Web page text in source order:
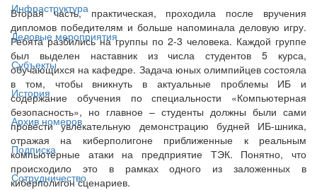
Инфраструктура
Деловые мероприятия
Субъекты
История
Архив номеров
Подписка
Сотрудничество
Вторая часть, практическая, проходила после вручения
дипломов победителям и больше напоминала деловую игру.
Ребята разбились на группы по 2-3 человека. Каждой группе
был выделен наставник из числа студентов 5 курса,
обучающихся на кафедре. Задача юных олимпийцев состояла
в том, чтобы вникнуть в актуальные проблемы ИБ и
содержание обучения по специальности «Компьютерная
безопасность», но главное – студенты должны были сами
провести увлекательную демонстрацию будней ИБ-шника,
отражая на киберполигоне приближенные к реальным
компьютерные атаки на предприятие ТЭК. Понятно, что
происходило это в рамках одного из заложенных в
киберполигон сценариев.